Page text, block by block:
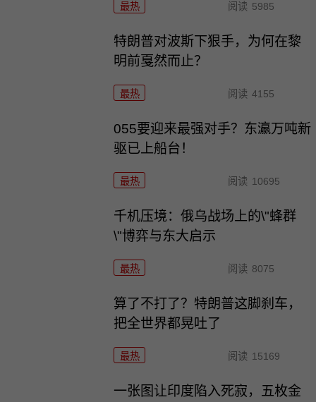
最热 阅读 5985
特朗普对波斯下狠手，为何在黎
明前戛然而止？
最热 阅读 4155
055要迎来最强对手？东瀛万吨新
驱已上船台！
最热 阅读 10695
千机压境：俄乌战场上的\"蜂群
\"博弈与东大启示
最热 阅读 8075
算了不打了？特朗普这脚刹车，
把全世界都晃吐了
最热 阅读 15169
一张图让印度陷入死寂，五枚金